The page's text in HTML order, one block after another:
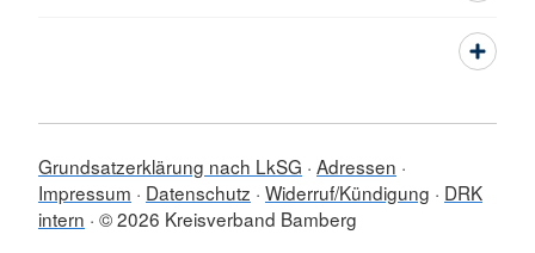
Grundsatzerklärung nach LkSG Adressen
Impressum
Datenschutz Widerruf/Kündigung
DRK
intern © 2026 Kreisverband Bamberg